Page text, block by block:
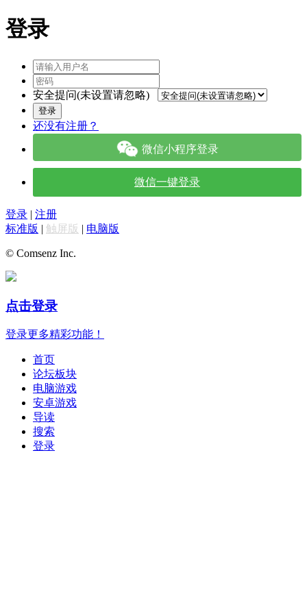
登录
安全提问(未设置请忽略)
登录
还没有注册？
微信小程序登录
微信一键登录
登录 | 注册
标准版 | 触屏版 | 电脑版
© Comsenz Inc.
点击登录
登录更多精彩功能！
首页
论坛板块
电脑游戏
安卓游戏
导读
搜索
登录